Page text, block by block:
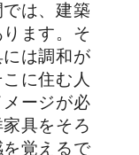
は、建築
ます。そ
は調和が
に住む人
ージが必
具をそろ
覚えるで